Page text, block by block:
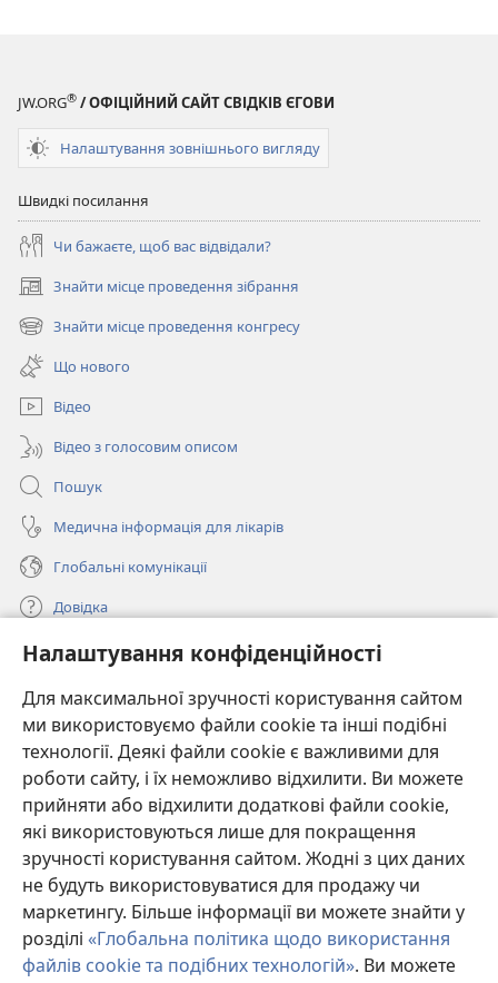
Налаштування конфіденційності
Для максимальної зручності користування сайтом
ми використовуємо файли cookie та інші подібні
технології. Деякі файли cookie є важливими для
роботи сайту, і їх неможливо відхилити. Ви можете
прийняти або відхилити додаткові файли cookie,
які використовуються лише для покращення
зручності користування сайтом. Жодні з цих даних
не будуть використовуватися для продажу чи
маркетингу. Більше інформації ви можете знайти у
розділі «Глобальна політика щодо використання
файлів cookie та подібних технологій». Ви можете
JW.ORG® / ОФІЦІЙНИЙ САЙТ СВІДКІВ ЄГОВИ
Налаштування зовнішнього вигляду
Швидкі посилання
Чи бажаєте, щоб вас відвідали?
Знайти місце проведення зібрання
(відкривається
у
новому
вікні)
Знайти місце проведення конгресу
(відкривається
новому
вікні)
Що нового
Відео
Відео з голосовим описом
Пошук
Медична інформація для лікарів
Глобальні комунікації
Довідка
Пожертви
(відкривається
у
новому
вікні)
ОНЛАЙН-БІБЛІОТЕКА Товариства «Вартова башта»™
(відкривається
у
новому
вікні)
JW Hub ®
(відкривається
у
новомуJW Library
Watchtower Library